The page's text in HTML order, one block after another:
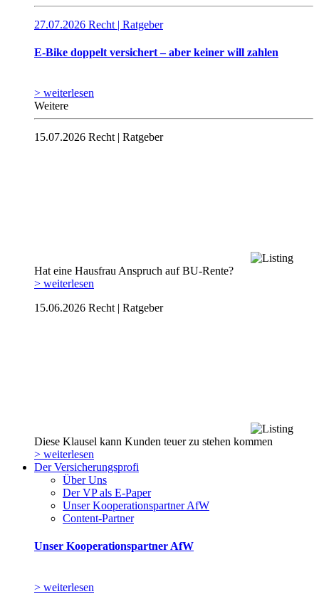
27.07.2026 Recht | Ratgeber
E-Bike doppelt versichert – aber keiner will zahlen
> weiterlesen
Weitere
15.07.2026 Recht | Ratgeber
Hat eine Hausfrau Anspruch auf BU-Rente?
> weiterlesen
15.06.2026 Recht | Ratgeber
Diese Klausel kann Kunden teuer zu stehen kommen
> weiterlesen
Der Versicherungsprofi
Über Uns
Der VP als E-Paper
Unser Kooperationspartner AfW
Content-Partner
Unser Kooperationspartner AfW
> weiterlesen